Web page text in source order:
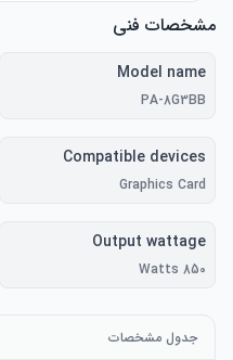
مشخصات فنی
Model name
PA-8G3BB
Compatible devices
Graphics Card
Output wattage
850 Watts
جدول مشخصات